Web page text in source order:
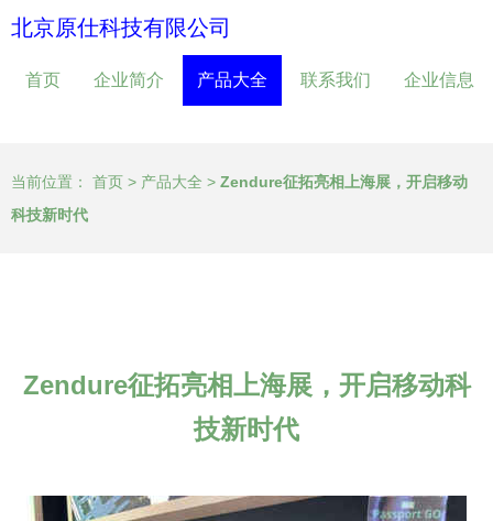
北京原仕科技有限公司
首页 企业简介 产品大全 联系我们 企业信息
当前位置： 首页 > 产品大全 > Zendure征拓亮相上海展，开启移动
科技新时代
Zendure征拓亮相上海展，开启移动科
技新时代